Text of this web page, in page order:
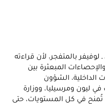
بالمتفجر، لأن قراءته
المبعثرة بين
الداخلية، الشؤون
ليون ومرسيليا، ووزارة
تُمنح في كل المستويات، حتى